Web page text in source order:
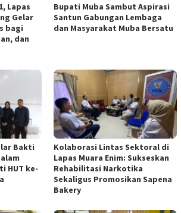
Lapas
Gelar
bagi
dan
Bupati Muba Sambut Aspirasi
Santun Gabungan Lembaga
dan Masyarakat Muba Bersatu
Bakti
HUT ke-
Kolaborasi Lintas Sektoral di
Lapas Muara Enim: Sukseskan
Rehabilitasi Narkotika
Sekaligus Promosikan Sapena
Bakery